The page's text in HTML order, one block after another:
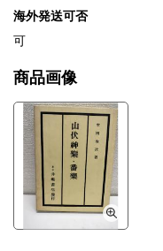
海外発送可否
可
商品画像